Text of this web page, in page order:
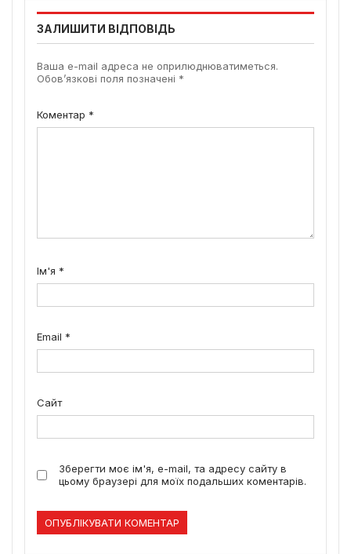
ЗАЛИШИТИ ВІДПОВІДЬ
Ваша e-mail адреса не оприлюднюватиметься.
Обов’язкові поля позначені *
Коментар *
Ім'я *
Email *
Сайт
Зберегти моє ім'я, e-mail, та адресу сайту в
цьому браузері для моїх подальших коментарів.